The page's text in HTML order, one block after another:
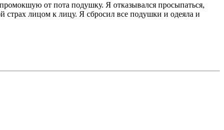
от пота подушку. Я отказывался просыпаться,
страх лицом к лицу. Я сбросил все подушки и одеяла и